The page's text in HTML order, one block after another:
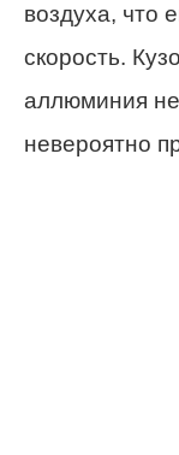
воздуха, что
скорость.
аллюминия не
невероятно